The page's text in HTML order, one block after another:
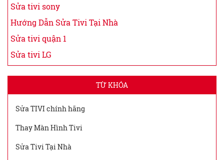
Sửa tivi sony
Hướng Dẫn Sửa Tivi Tại Nhà
Sửa tivi quận 1
Sửa tivi LG
TỪ KHÓA
Sửa TIVI chính hãng
Thay Màn Hình Tivi
Sửa Tivi Tại Nhà